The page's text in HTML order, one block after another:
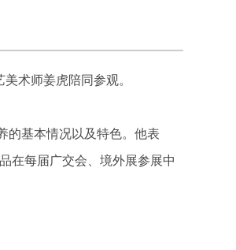
术师姜虎陪同参观。
的基本情况以及特色。他表
在每届广交会、境外展参展中